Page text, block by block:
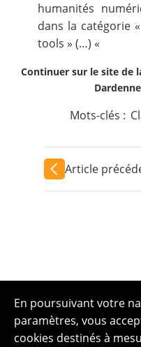
humanités
dans la catégorie
tools » (…) «
Continuer sur le site de
Mots-clés :
Article
En poursuivant votre
paramètres, vous
cookies destinés à